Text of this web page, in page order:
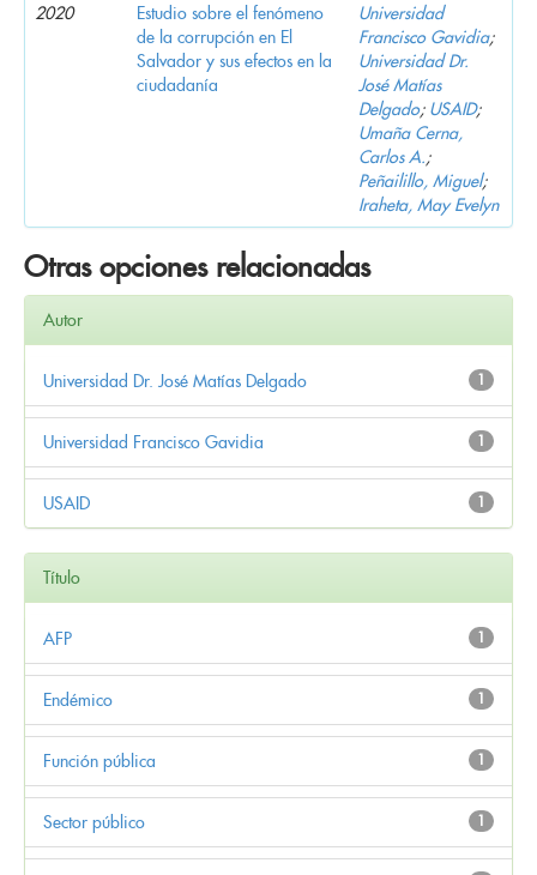
2020
Estudio sobre el fenómeno
de la corrupción en El
Salvador y sus efectos en la
ciudadanía
Universidad
Francisco Gavidia;
Universidad Dr.
José Matías
Delgado; USAID;
Umaña Cerna,
Carlos A.;
Peñailillo, Miguel;
Iraheta, May Evelyn
Otras opciones relacionadas
Autor
1
Universidad Dr. José Matías Delgado
1
Universidad Francisco Gavidia
1
USAID
Título
1
AFP
1
Endémico
1
Función pública
1
Sector público